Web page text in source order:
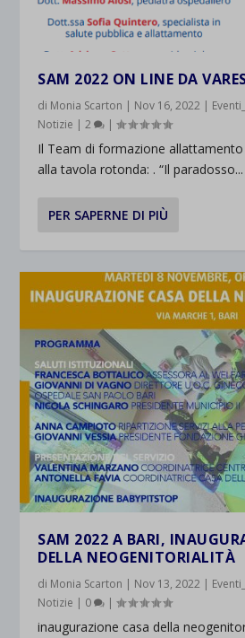
SAM 2022 ON LINE DA
di Monia Scarton | Nov 16, 2022 |
Notizie |2 |
Il Team di formazione
alla tavola rotonda: . “Il paradosso...
PER SAPERNE DI PIÙ
SAM 2022 A BARI,
DELLA NEOGENITORIALITÀ
di Monia Scarton | Nov 13, 2022 |
Notizie | 0 |
inaugurazione casa della